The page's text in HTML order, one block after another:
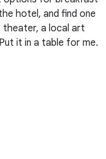
hotel, and find one
theater, a local art
it in a table for me.